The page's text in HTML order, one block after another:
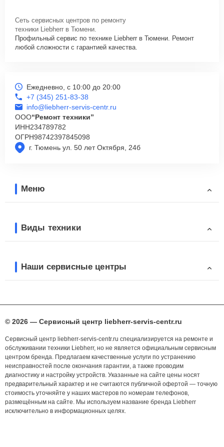
Сеть сервисных центров по ремонту
техники Liebherr в Тюмени.
Профильный сервис по технике Liebherr в Тюмени. Ремонт
любой сложности с гарантией качества.
г. Тюмень ул. 50 лет Октября, 24б
Ежедневно, с 10:00 до 20:00
+7 (345) 251-83-38
info@liebherr-servis-centr.ru
ООО“Ремонт техники”
ИНН234789782
ОГРН98742397845098
Меню
Виды техники
Наши сервисные центры
© 2026 — Сервисный центр liebherr-servis-centr.ru
Сервисный центр liebherr-servis-centr.ru специализируется на ремонте и
обслуживании техники Liebherr, но не является официальным сервисным
центром бренда. Предлагаем качественные услуги по устранению
неисправностей после окончания гарантии, а также проводим
диагностику и настройку устройств. Указанные на сайте цены носят
предварительный характер и не считаются публичной офертой — точную
стоимость уточняйте у наших мастеров по номерам телефонов,
размещённым на сайте. Мы используем название бренда Liebherr
исключительно в информационных целях.